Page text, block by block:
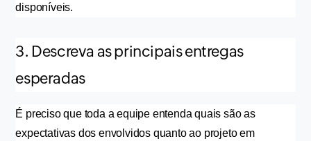
disponíveis.
3. Descreva as principais entregas
esperadas
É preciso que toda a equipe entenda quais são as
expectativas dos envolvidos quanto ao projeto em